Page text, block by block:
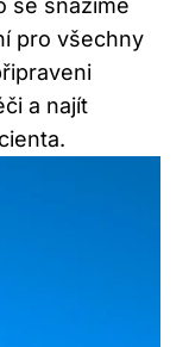
se snažíme
pro všechny
a najít